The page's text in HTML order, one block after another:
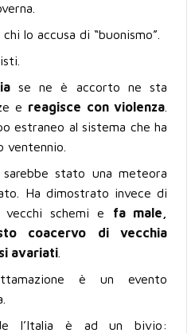
lo accusa di “buonismo”.
se ne è accorto ne sta
e reagisce con violenza
estraneo al sistema che ha
ventennio.
sarebbe stato una meteora
Ha dimostrato invece di
schemi e fa male,
coacervo di vecchia
avariati
è un evento
l’Italia è ad un bivio: